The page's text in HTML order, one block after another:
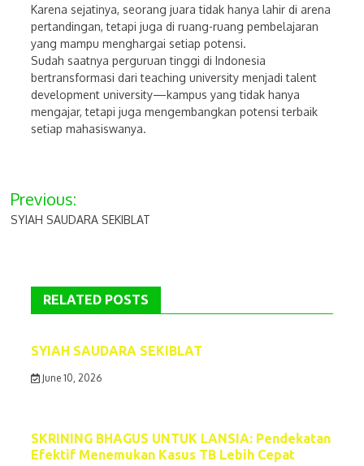
Karena sejatinya, seorang juara tidak hanya lahir di arena
pertandingan, tetapi juga di ruang-ruang pembelajaran
yang mampu menghargai setiap potensi.
Sudah saatnya perguruan tinggi di Indonesia
bertransformasi dari teaching university menjadi talent
development university—kampus yang tidak hanya
mengajar, tetapi juga mengembangkan potensi terbaik
setiap mahasiswanya.
Post
navigation
Previous:
SYIAH SAUDARA SEKIBLAT
RELATED POSTS
SYIAH SAUDARA SEKIBLAT
June 10, 2026
SKRINING BHAGUS UNTUK LANSIA: Pendekatan
Efektif Menemukan Kasus TB Lebih Cepat